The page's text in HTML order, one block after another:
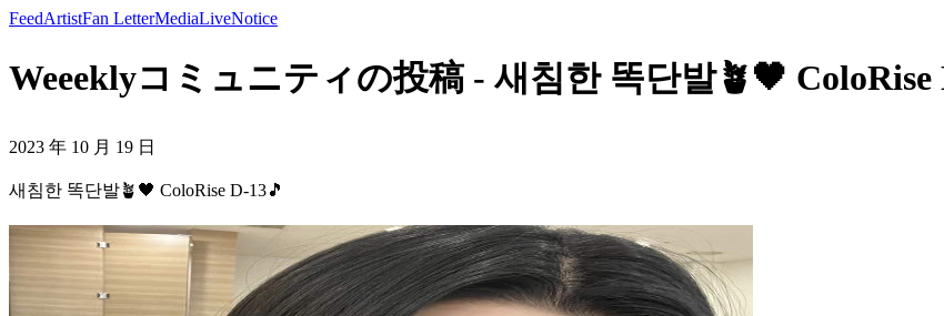
FeedArtistFan LetterMediaLiveNotice
Weeeklyコミュニティの投稿 - 새침한 똑단발🪴🖤 ColoRise
2023 年 10 月 19 日
새침한 똑단발🪴🖤 ColoRise D-13🎵